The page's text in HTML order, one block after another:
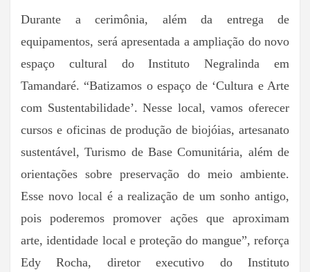
Durante a cerimônia, além da entrega de
equipamentos, será apresentada a ampliação do novo
espaço cultural do Instituto Negralinda em
Tamandaré. “Batizamos o espaço de ‘Cultura e Arte
com Sustentabilidade’. Nesse local, vamos oferecer
cursos e oficinas de produção de biojóias, artesanato
sustentável, Turismo de Base Comunitária, além de
orientações sobre preservação do meio ambiente.
Esse novo local é a realização de um sonho antigo,
pois poderemos promover ações que aproximam
arte, identidade local e proteção do mangue”, reforça
Edy Rocha, diretor executivo do Instituto